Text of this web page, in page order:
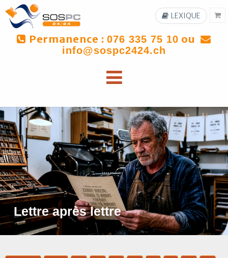
Permanence : 076 335 75 10 ou
info@sospc2424.ch
LEXIQUE
Lettre après lettre